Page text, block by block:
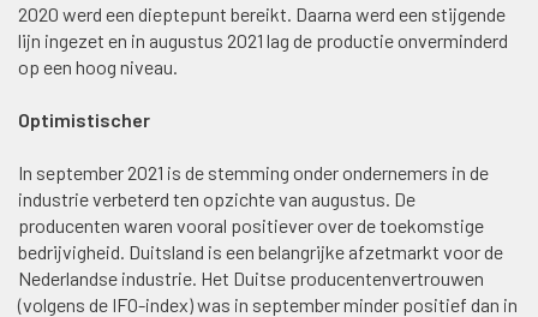
2020 werd een dieptepunt bereikt. Daarna werd een stijgende
lijn ingezet en in augustus 2021 lag de productie onverminderd
op een hoog niveau.
Optimistischer
In september 2021 is de stemming onder ondernemers in de
industrie verbeterd ten opzichte van augustus. De
producenten waren vooral positiever over de toekomstige
bedrijvigheid. Duitsland is een belangrijke afzetmarkt voor de
Nederlandse industrie. Het Duitse producentenvertrouwen
(volgens de IFO-index) was in september minder positief dan in